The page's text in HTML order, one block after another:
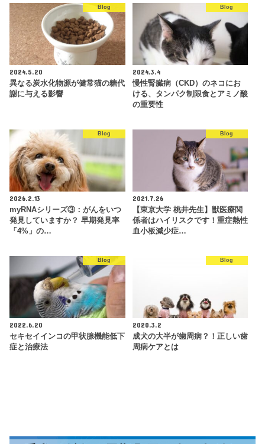
Blog
2024.5.20
異なる炭水化物源が健常猫の糖代
謝に与える影響
Blog
2024.3.4
慢性腎臓病（CKD）のネコにお
ける、タンパク制限食とアミノ酸
の重要性
Blog
2026.2.13
myRNAシリーズ③：がんをいつ
発見していますか？ 早期発見率
「4%」の…
Blog
2021.7.26
【東京大学 桃井先生】獣医療関
係者はハイリスクです！重症熱性
血小板減少症…
Blog
2022.6.20
セキセイインコの甲状腺機能低下
症と治療法
Blog
2020.3.2
成犬の大半が歯周病？！正しい歯
周病ケアとは